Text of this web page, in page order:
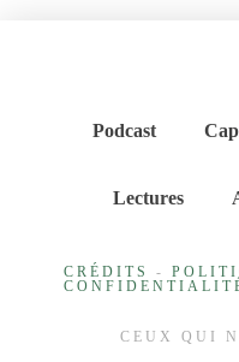
Podcast
Lectures
CRÉDITS -
CEUX QUI